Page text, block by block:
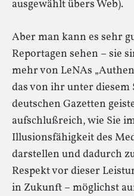
ausgewählt übers Web).
Aber man kann es sehr
Reportagen sehen – sie
mehr von LeNAs
das von ihr unter
deutschen Gazetten
aufschlußreich, wie Sie
Illusionsfähigkeit des
darstellen und dadurch
Respekt vor dieser
in Zukunft – möglichst